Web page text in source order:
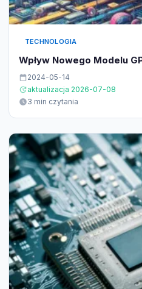
TECHNOLOGIA
Wpływ Nowego Modelu
2024-05-14
aktualizacja 2026-07-08
3 min czytania